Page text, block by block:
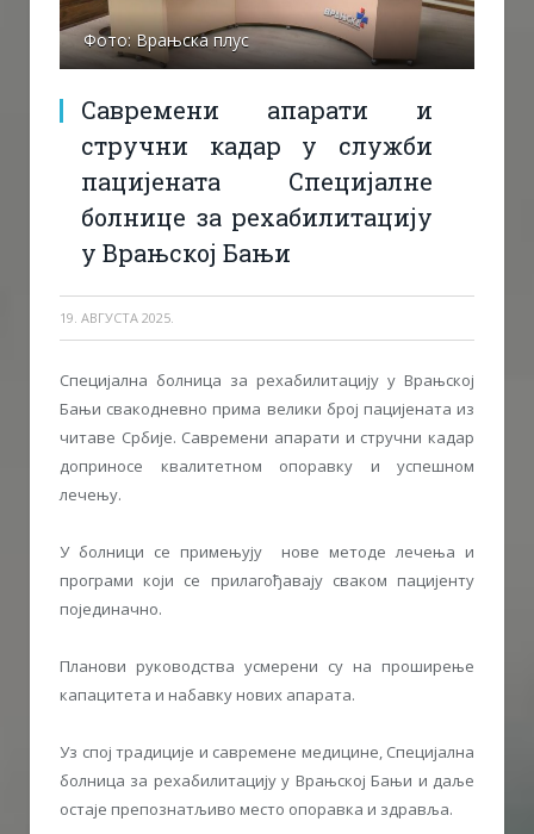
Фото: Врањска плус
Савремени апарати и
стручни кадар у служби
пацијената Специјалне
болнице за рехабилитацију
у Врањској Бањи
19. АВГУСТА 2025.
Специјалнa болница за рехабилитацију у Врањској
Бањи свакодневно прима велики број пацијената из
читаве Србије. Савремени апарати и стручни кадар
доприносе квалитетном опоравку и успешном
лечењу.
У болници се примењују нове методе лечења и
програми који се прилагођавају сваком пацијенту
појединачно.
Планови руководства усмерени су на проширење
капацитета и набавку нових апарата.
Уз спој традиције и савремене медицине, Специјалнa
болница за рехабилитацију у Врањској Бањи и даље
остаје препознатљиво место опоравка и здравља.